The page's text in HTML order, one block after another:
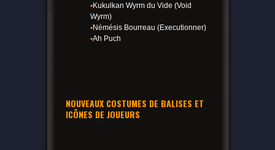
•Kukulkan Wyrm du Vide (Void
Wyrm)
•Némésis Bourreau (Executionner)
•Ah Puch
NOUVEAUX COSTUMES DE BALISES ET
ICÔNES DE JOUEURS